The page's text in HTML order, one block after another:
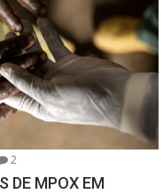
2
DE MPOX EM